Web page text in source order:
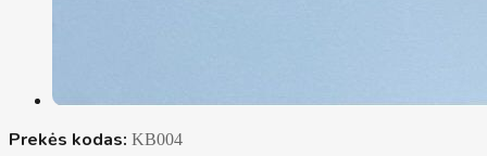
Prekės kodas: KB004